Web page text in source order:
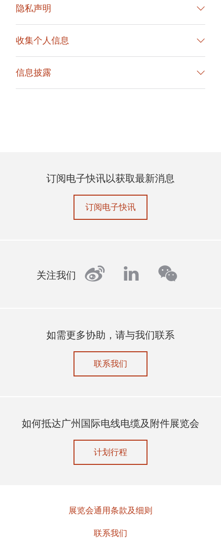
隐私声明
收集个人信息
信息披露
订阅电子快讯以获取最新消息
订阅电子快讯
关注我们 weibolinkedinwechat
如需更多协助，请与我们联系
联系我们
如何抵达广州国际电线电缆及附件展览会
计划行程
展览会通用条款及细则
联系我们